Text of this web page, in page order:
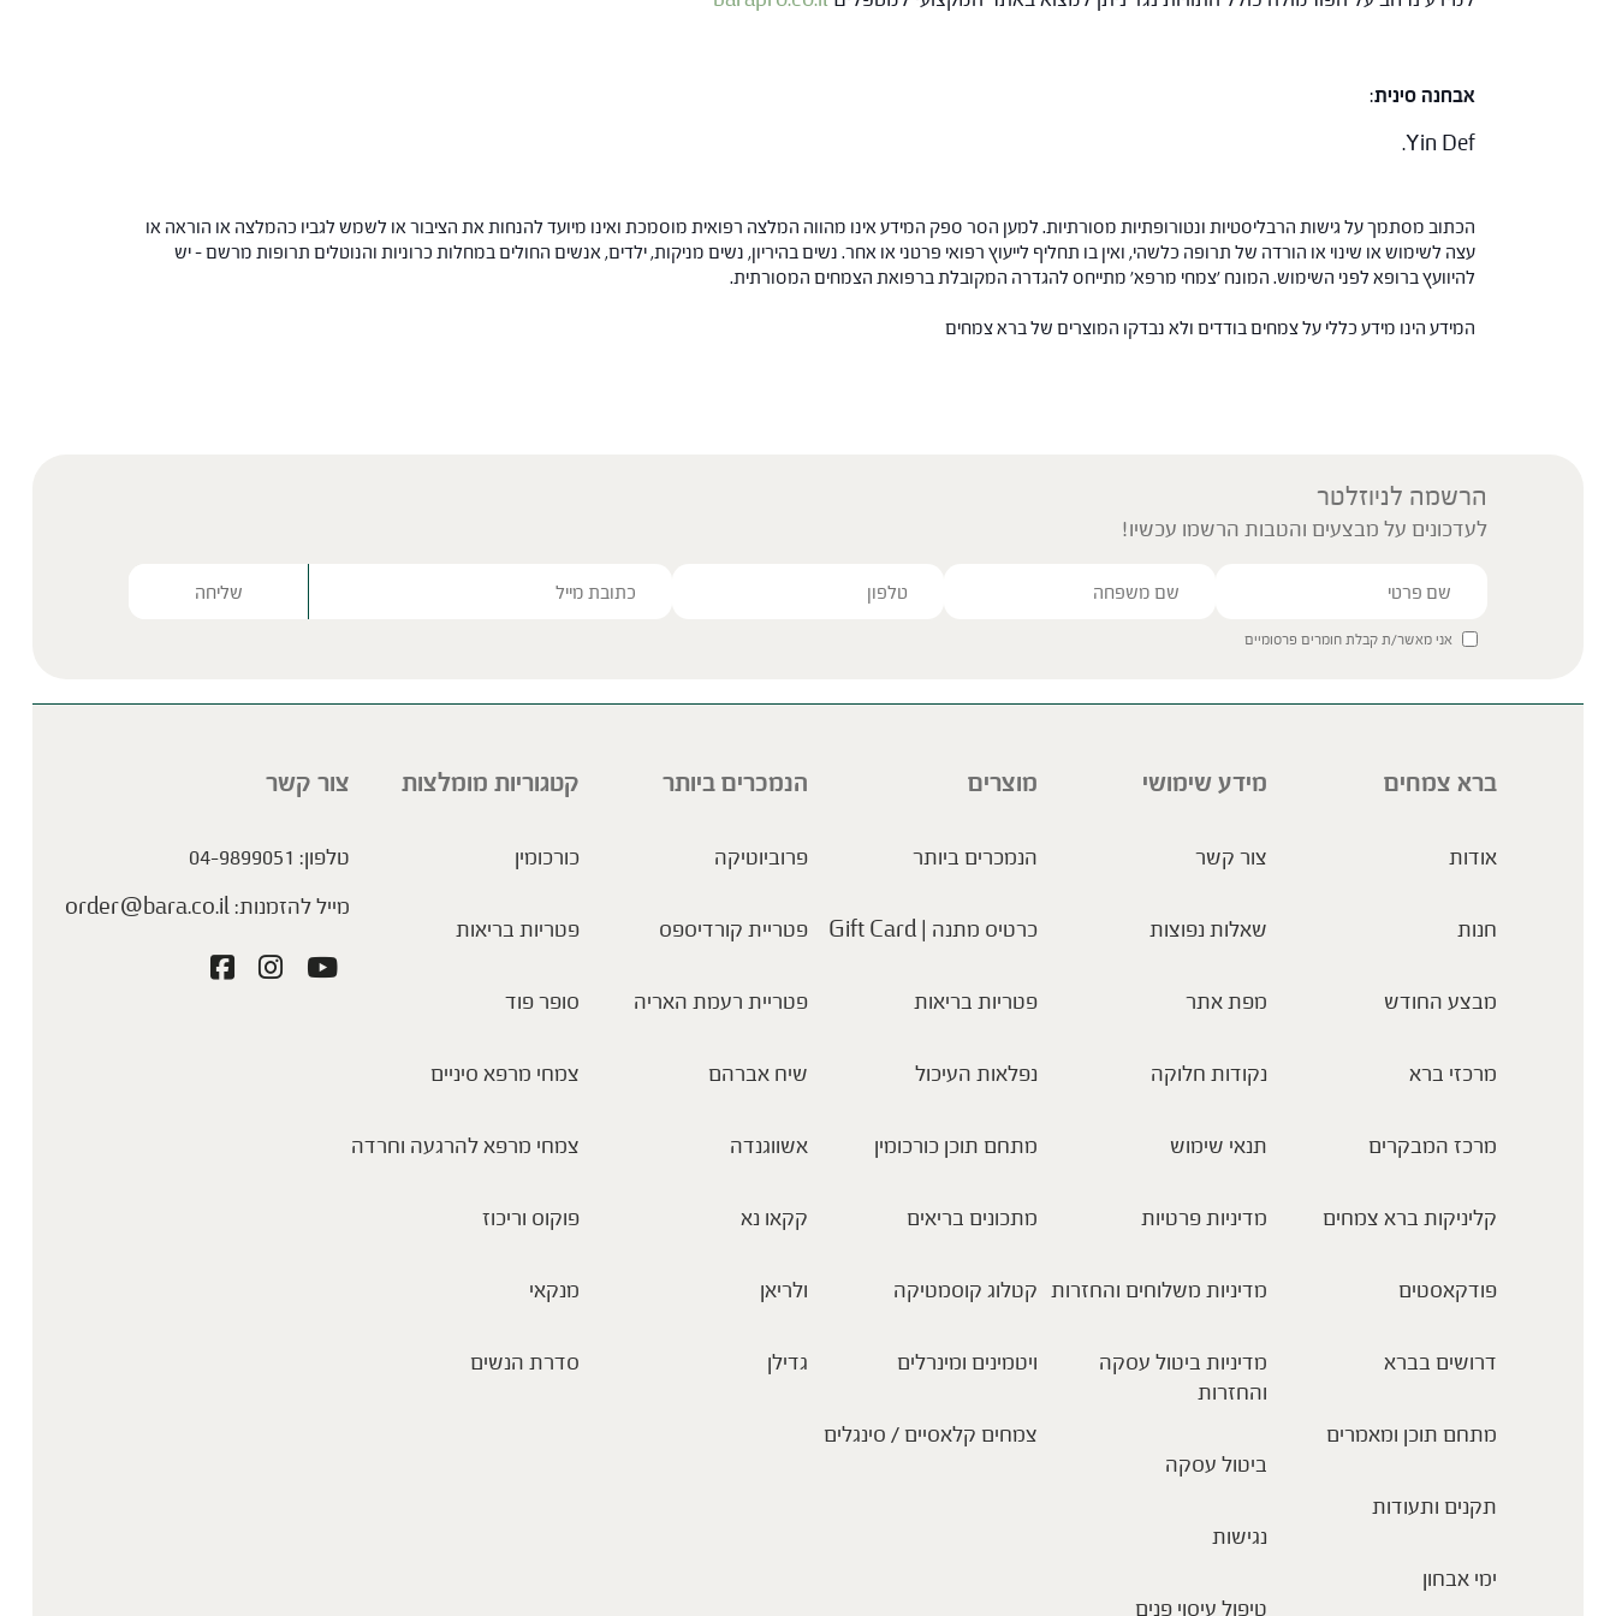
אבחנה סינית:
Yin Def.
הכתוב מסתמך על גישות הרבליסטיות ונטורופתיות מסורתיות. למען הסר ספק המידע אינו מהווה המלצה רפואית מוסמכת ואינו מיועד להנחות את הציבור או לשמש לגביו כהמלצה או הוראה או
עצה לשימוש או שינוי או הורדה של תרופה כלשהי, ואין בו תחליף לייעוץ רפואי פרטני או אחר. נשים בהיריון, נשים מניקות, ילדים, אנשים החולים במחלות כרוניות והנוטלים תרופות מרשם – יש
להיוועץ ברופא לפני השימוש. המונח 'צמחי מרפא' מתייחס להגדרה המקובלת ברפואת הצמחים המסורתית.
המידע הינו מידע כללי על צמחים בודדים ולא נבדקו המוצרים של ברא צמחים
הרשמה לניוזלטר
לעדכונים על מבצעים והטבות הרשמו עכשיו!
אני מאשר/ת קבלת חומרים פרסומיים
ברא צמחים
אודות
חנות
מבצע החודש
מרכזי ברא
מרכז המבקרים
קליניקות ברא צמחים
פודקאסטים
דרושים בברא
מתחם תוכן ומאמרים
תקנים ותעודות
ימי אבחון
מידע שימושי
צור קשר
שאלות נפוצות
מפת אתר
נקודות חלוקה
תנאי שימוש
מדיניות פרטיות
מדיניות משלוחים והחזרות
מדיניות ביטול עסקה
והחזרות
ביטול עסקה
נגישות
טיפול עיסוי פנים
מוצרים
הנמכרים ביותר
כרטיס מתנה | Gift Card
פטריות בריאות
נפלאות העיכול
מתחם תוכן כורכומין
מתכונים בריאים
קטלוג קוסמטיקה
ויטמינים ומינרלים
צמחים קלאסיים / סינגלים
הנמכרים ביותר
פרוביוטיקה
פטריית קורדיספס
פטריית רעמת האריה
שיח אברהם
אשווגנדה
קקאו נא
ולריאן
גדילן
קטגוריות מומלצות
כורכומין
פטריות בריאות
סופר פוד
צמחי מרפא סיניים
צמחי מרפא להרגעה וחרדה
פוקוס וריכוז
מנקאי
סדרת הנשים
צור קשר
טלפון: 04-9899051
מייל להזמנות:order@bara.co.il